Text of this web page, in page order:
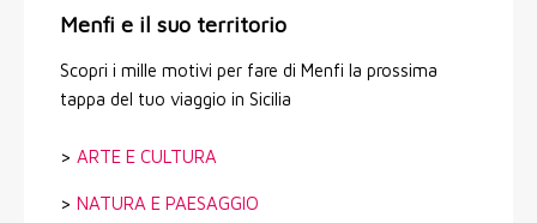
Menfi e il suo territorio
Scopri i mille motivi per fare di Menfi la prossima
tappa del tuo viaggio in Sicilia
> ARTE E CULTURA
> NATURA E PAESAGGIO